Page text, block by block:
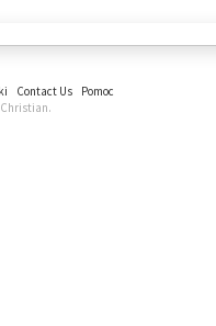
Contact Us
Pomoc
Christian.